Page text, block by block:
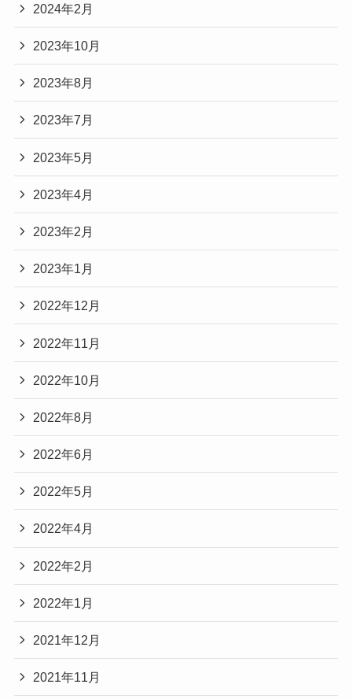
2024年2月
2023年10月
2023年8月
2023年7月
2023年5月
2023年4月
2023年2月
2023年1月
2022年12月
2022年11月
2022年10月
2022年8月
2022年6月
2022年5月
2022年4月
2022年2月
2022年1月
2021年12月
2021年11月